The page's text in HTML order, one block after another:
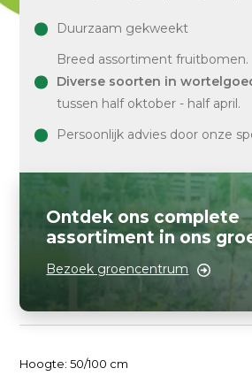
Duurzaam gekweekt
Breed assortiment fruitbomen.
Diverse soorten in
tussen half oktober - half april.
Persoonlijk advies door onze
Ontdek ons complete
assortiment in ons
Bezoek groencentrum
Hoogte: 50/100 cm